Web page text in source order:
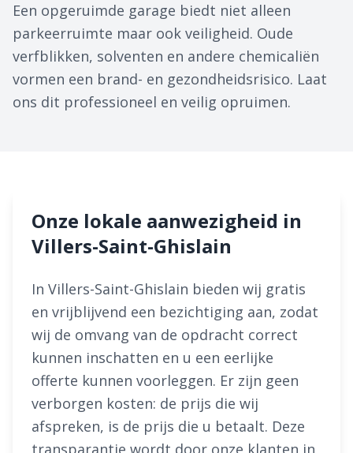
Een opgeruimde garage biedt niet alleen
parkeerruimte maar ook veiligheid. Oude
verfblikken, solventen en andere chemicaliën
vormen een brand- en gezondheidsrisico. Laat
ons dit professioneel en veilig opruimen.
Onze lokale aanwezigheid in
Villers-Saint-Ghislain
In Villers-Saint-Ghislain bieden wij gratis
en vrijblijvend een bezichtiging aan, zodat
wij de omvang van de opdracht correct
kunnen inschatten en u een eerlijke
offerte kunnen voorleggen. Er zijn geen
verborgen kosten: de prijs die wij
afspreken, is de prijs die u betaalt. Deze
transparantie wordt door onze klanten in